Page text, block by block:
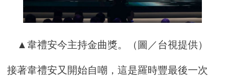
▲韋禮安今主持金曲獎。（圖／台視提供）
接著韋禮安又開始自嘲，這是羅時豐最後一次